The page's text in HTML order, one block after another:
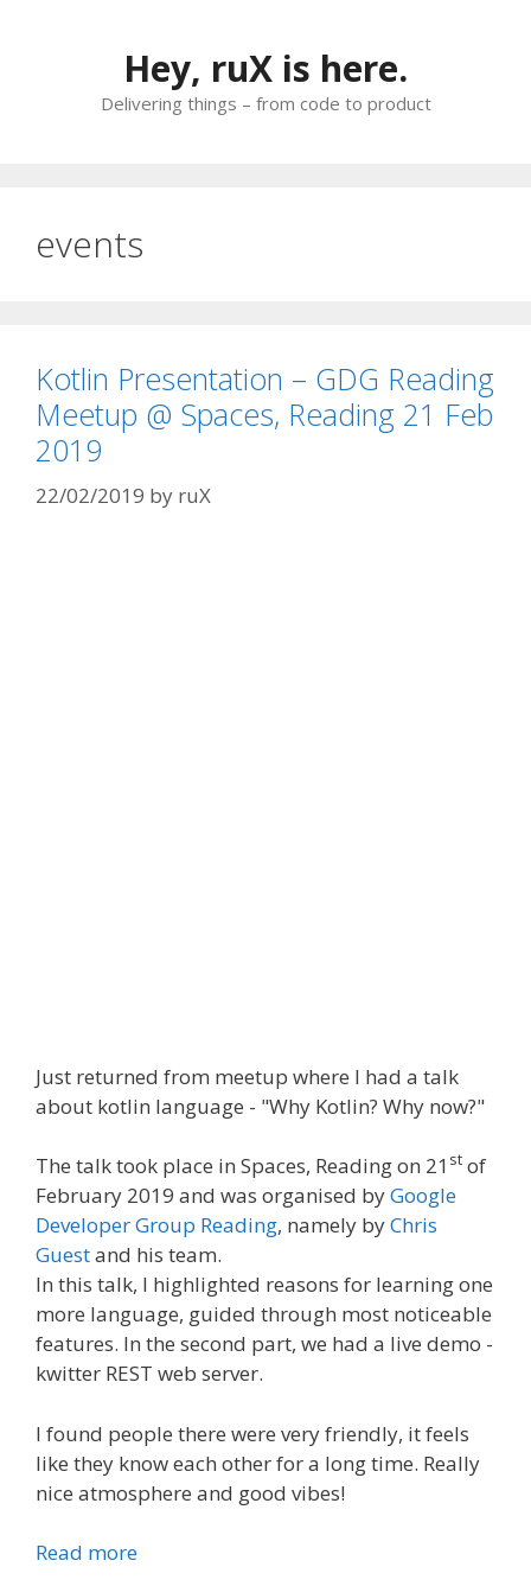
Hey, ruX is here.
Delivering things – from code to product
events
Kotlin Presentation – GDG Reading
Meetup @ Spaces, Reading 21 Feb
2019
22/02/2019 by ruX
Just returned from meetup where I had a talk
about kotlin language - "Why Kotlin? Why now?"
The talk took place in Spaces, Reading on 21 st of
February 2019 and was organised byGoogle
Developer Group Reading, namely byChris
Guestand his team.
In this talk, I highlighted reasons for learning one
more language, guided through most noticeable
features. In the second part, we had a live demo -
kwitter REST web server.
I found people there were very friendly, it feels
like they know each other for a long time. Really
nice atmosphere and good vibes!
Read more